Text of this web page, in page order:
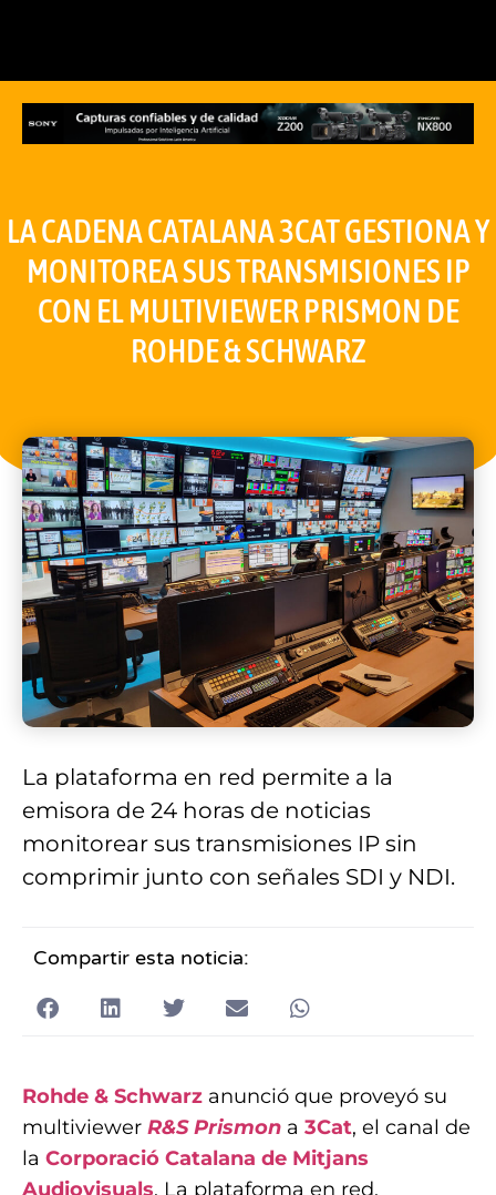
LA CADENA CATALANA 3CAT GESTIONA Y
MONITOREA SUS TRANSMISIONES IP
CON EL MULTIVIEWER PRISMON DE
ROHDE & SCHWARZ
La plataforma en red permite a la
emisora de 24 horas de noticias
monitorear sus transmisiones IP sin
comprimir junto con señales SDI y NDI.
Compartir esta noticia:
Rohde & Schwarz anunció que proveyó su
multiviewer R&S Prismon a 3Cat, el canal de
la Corporació Catalana de Mitjans
Audiovisuals. La plataforma en red,